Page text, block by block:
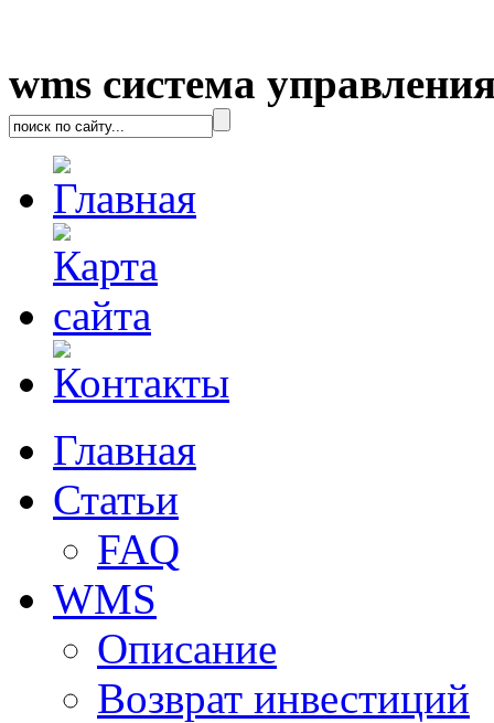
wms система
Главная
Статьи
FAQ
WMS
Описание
Возврат инвестиций